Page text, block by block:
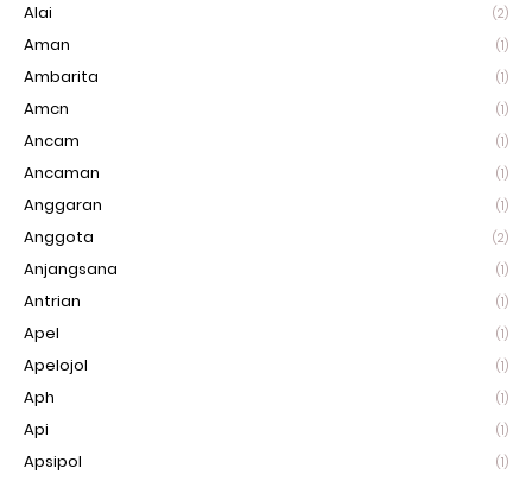
Alai (2)
Aman (1)
Ambarita (1)
Amcn (1)
Ancam (1)
Ancaman (1)
Anggaran (1)
Anggota (2)
Anjangsana (1)
Antrian (1)
Apel (1)
Apelojol (1)
Aph (1)
Api (1)
Apsipol (1)